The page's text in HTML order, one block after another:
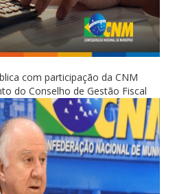
com participação da CNM
do Conselho de Gestão Fiscal